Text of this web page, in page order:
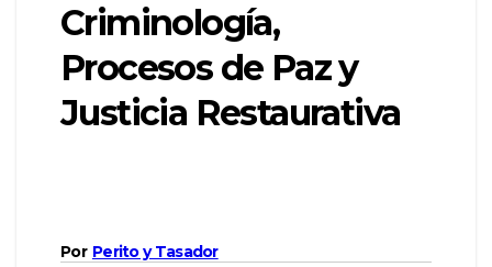
Criminología,
Procesos de Paz y
Justicia Restaurativa
Por Perito y Tasador